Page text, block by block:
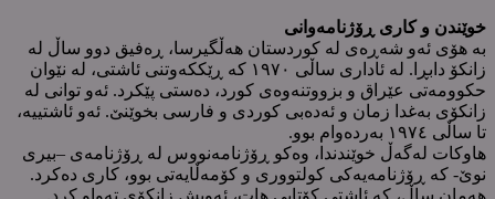
خوێندن و کاری ڕۆژنامەوانی
بە هۆی ئەو شەڕەی لە کوردستان هەڵگیرسا، ڕەفیق دوو ساڵ لە
زانکۆ دابڕا. لە ئاداری ساڵی ١٩٧٠ کە ڕێککەوتنی ئاشتی، لە نێوان
حکوومەتی عێراق و بزووتنەوەی کورد، دەستی پێکرد. ئەو توانی لە
زانکۆی بەغدا زمان و ئەدەبی کوردی و فارسی بخوێنێ. ئەو ئاشتییە،
تا ساڵی ١٩٧٤ بەردەوام بوو.
هاوکات لەگەڵ خوێندندا، وەکو ڕۆژنامەنووس لە ڕۆژنامەی –بیری
نوێ- کە ڕۆژنامەیەکی کولتووری و کۆمەڵایەتی بوو، کاری دەکرد.